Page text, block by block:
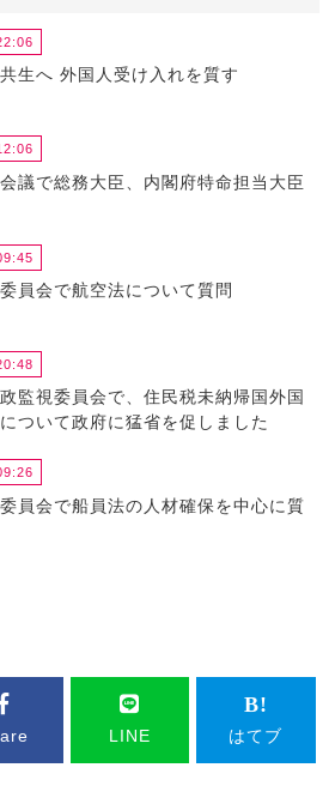
生へ 外国人受け入れを質す
議で総務大臣、内閣府特命担当大臣
員会で航空法について質問
監視委員会で、住民税未納帰国外国
ついて政府に猛省を促しました
員会で船員法の人材確保を中心に質
LINE はてブ